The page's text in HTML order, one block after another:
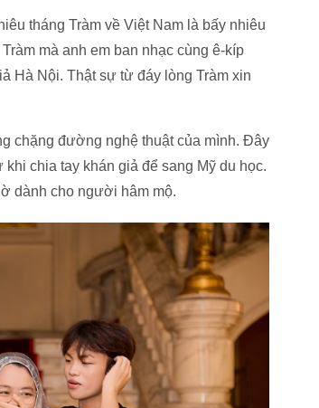
tháng Tràm về Việt Nam là bấy nhiêu
mà anh em ban nhạc cùng ê-kíp
Hà Nội. Thật sự từ đáy lòng Tràm xin
chặng đường nghệ thuật của mình. Đây
chia tay khán giả để sang Mỹ du học.
dành cho người hâm mộ.